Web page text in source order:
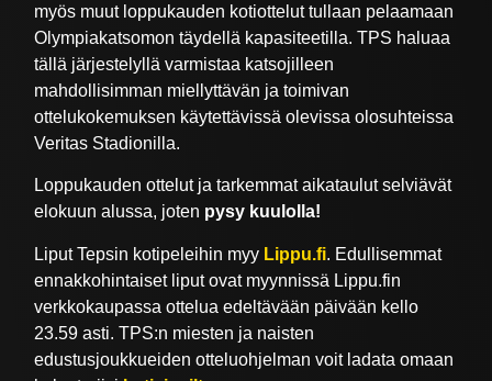
myös muut loppukauden kotiottelut tullaan pelaamaan
Olympiakatsomon täydellä kapasiteetilla. TPS haluaa
tällä järjestelyllä varmistaa katsojilleen
mahdollisimman miellyttävän ja toimivan
ottelukokemuksen käytettävissä olevissa olosuhteissa
Veritas Stadionilla.
Loppukauden ottelut ja tarkemmat aikataulut selviävät
elokuun alussa, joten pysy kuulolla!
Liput Tepsin kotipeleihin myy Lippu.fi. Edullisemmat
ennakkohintaiset liput ovat myynnissä Lippu.fin
verkkokaupassa ottelua edeltävään päivään kello
23.59 asti. TPS:n miesten ja naisten
edustusjoukkueiden otteluohjelman voit ladata omaan